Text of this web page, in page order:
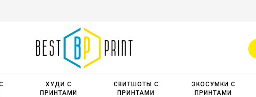
ХУДИ С
ПРИНТАМИ
СВИТШОТЫ С
ПРИНТАМИ
ЭКОСУМКИ С
ПРИНТАМИ